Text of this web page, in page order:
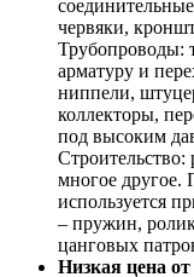
червяки,
Трубопроводы:
арматуру и
ниппели,
коллекторы,
под высоким
многое другое.
используется
– пружин,
цанговых
Низкая цена